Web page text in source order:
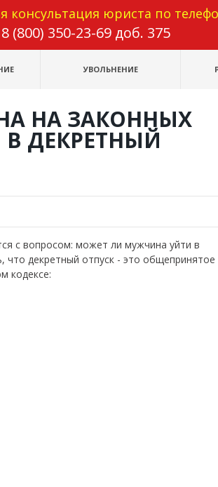
консультация юриста по
8 (800) 350-23-69 доб. 375
УВОЛЬНЕНИЕ
НА ЗАКОННЫХ
ДЕКРЕТНЫЙ
с вопросом: может ли мужчина уйти в
что декретный отпуск - это общепринятое
кодексе: